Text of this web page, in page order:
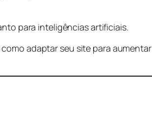
para inteligências artificiais.
adaptar seu site para